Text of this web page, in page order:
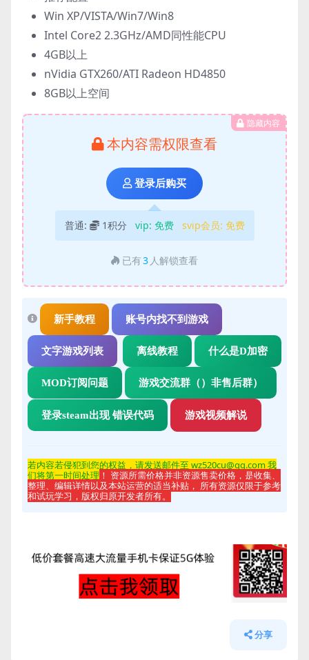
Win XP/VISTA/Win7/Win8
Intel Core2 2.3GHz/AMD同性能CPU
4GB以上
nVidia GTX260/ATI Radeon HD4850
8GB以上空间
隐藏内容
本内容需权限查看
登录后购买
普通: 1积分 vip: 免费 svip会员: 免费
已有3 人解锁查看
新手教程 账号内找不到游戏
文字游戏列表 离线教程 什么是D加密
MOD订阅问题 游戏交流群（）非售后群）
登录steam出现 错误代码 游戏视频解说
若内容若侵犯到您的权益，请发送邮件至 wz520cu@qq.com 我
们将第一时间处理 ！ 资源所需价格并非资源售卖价格，是收集、
整理、编辑详情以及本站运营的适当补贴， 所有资源仅限于参考
和试玩学习，版权归原开发者所有。
分享